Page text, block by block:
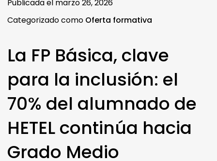
Publicada el marzo 26, 2026
Categorizado como Oferta formativa
La FP Básica, clave
para la inclusión: el
70% del alumnado de
HETEL continúa hacia
Grado Medio